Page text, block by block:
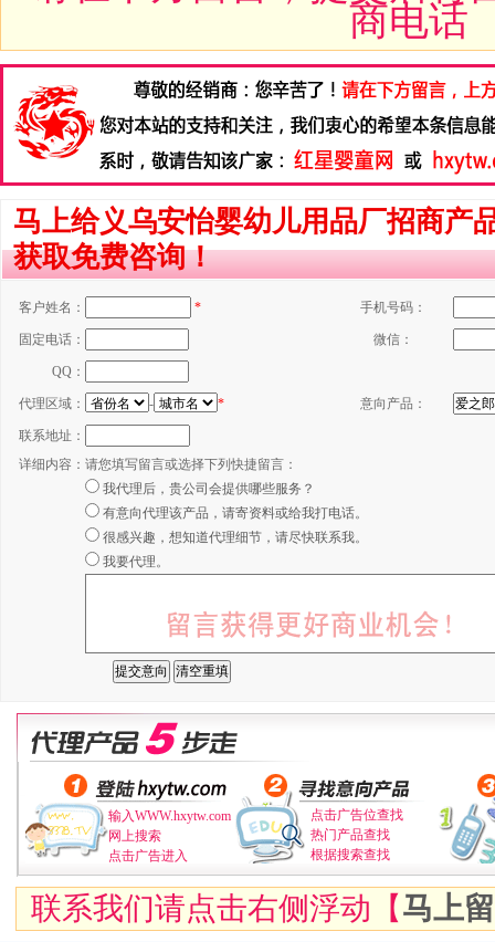
商电话
马上给义乌安怡婴幼儿用品厂招商产
获取免费咨询！
客户姓名： * 手机号码：
固定电话： 微信：
QQ：
代理区域： - * 意向产品：
联系地址：
详细内容： 请您填写留言或选择下列快捷留言：
我代理后，贵公司会提供哪些服务？
有意向代理该产品，请寄资料或给我打电话。
很感兴趣，想知道代理细节，请尽快联系我。
我要代理。
输入WWW.hxytw.com
网上搜索
点击广告进入
点击广告位查找
热门产品查找
根据搜索查找
联系我们请点击右侧浮动【马上